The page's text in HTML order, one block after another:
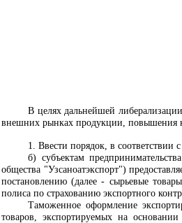
В целях дальнейшей
внешних рынках продукции, повышения
1. Ввести порядок, в соответствии
б) субъектам предпринимательства
общества "Узсаноатэкспорт")
постановлению (далее - сырьевые
полиса по страхованию экспортного
Таможенное оформление
товаров, экспортируемых на